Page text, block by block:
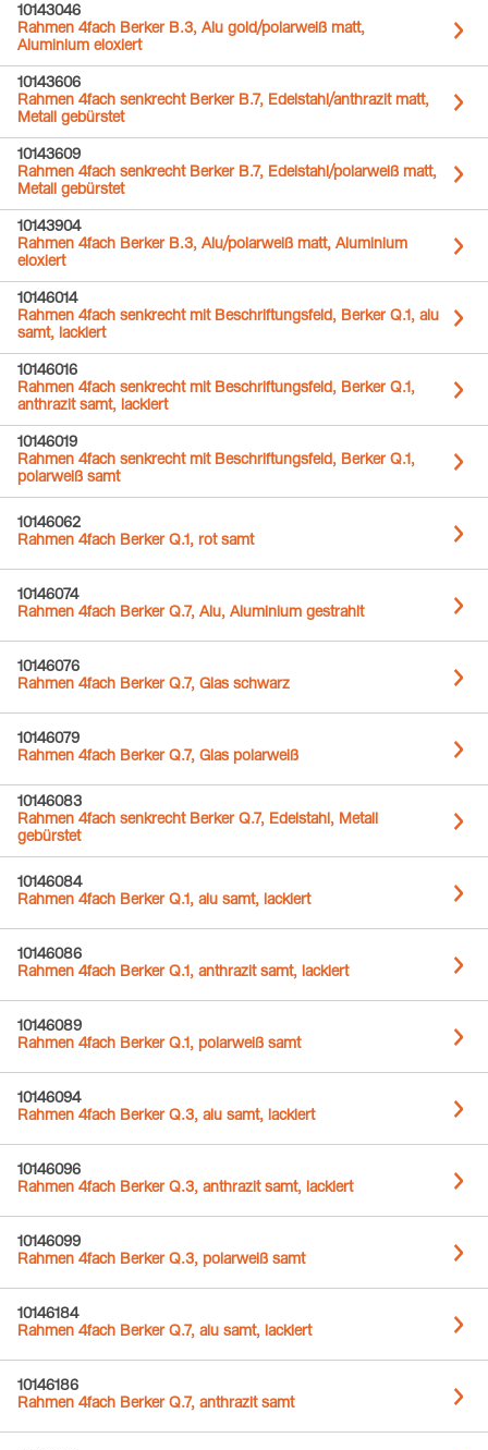
10143046
Rahmen 4fach Berker B.3, Alu gold/polarweiß matt,
Aluminium eloxiert
10143606
Rahmen 4fach senkrecht Berker B.7, Edelstahl/anthrazit matt,
Metall gebürstet
10143609
Rahmen 4fach senkrecht Berker B.7, Edelstahl/polarweiß matt,
Metall gebürstet
10143904
Rahmen 4fach Berker B.3, Alu/polarweiß matt, Aluminium
eloxiert
10146014
Rahmen 4fach senkrecht mit Beschriftungsfeld, Berker Q.1, alu
samt, lackiert
10146016
Rahmen 4fach senkrecht mit Beschriftungsfeld, Berker Q.1,
anthrazit samt, lackiert
10146019
Rahmen 4fach senkrecht mit Beschriftungsfeld, Berker Q.1,
polarweiß samt
10146062
Rahmen 4fach Berker Q.1, rot samt
10146074
Rahmen 4fach Berker Q.7, Alu, Aluminium gestrahlt
10146076
Rahmen 4fach Berker Q.7, Glas schwarz
10146079
Rahmen 4fach Berker Q.7, Glas polarweiß
10146083
Rahmen 4fach senkrecht Berker Q.7, Edelstahl, Metall
gebürstet
10146084
Rahmen 4fach Berker Q.1, alu samt, lackiert
10146086
Rahmen 4fach Berker Q.1, anthrazit samt, lackiert
10146089
Rahmen 4fach Berker Q.1, polarweiß samt
10146094
Rahmen 4fach Berker Q.3, alu samt, lackiert
10146096
Rahmen 4fach Berker Q.3, anthrazit samt, lackiert
10146099
Rahmen 4fach Berker Q.3, polarweiß samt
10146184
Rahmen 4fach Berker Q.7, alu samt, lackiert
10146186
Rahmen 4fach Berker Q.7, anthrazit samt